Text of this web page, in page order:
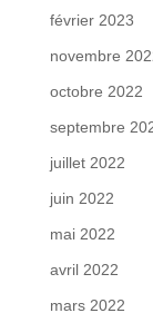
février 2023
novembre
octobre 2022
septembre
juillet 2022
juin 2022
mai 2022
avril 2022
mars 2022